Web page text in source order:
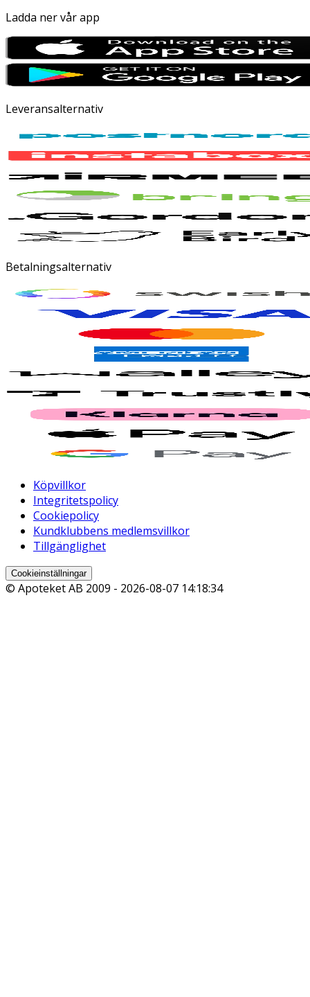
Ladda ner vår app
Leveransalternativ
Betalningsalternativ
Köpvillkor
Integritetspolicy
Cookiepolicy
Kundklubbens medlemsvillkor
Tillgänglighet
Cookieinställningar
© Apoteket AB 2009 - 2026-08-07 14:18:34